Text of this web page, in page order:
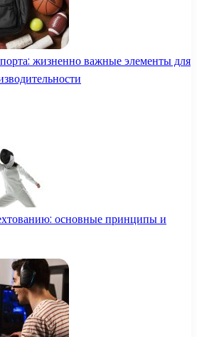
жизненно важные элементы для
основные принципы и